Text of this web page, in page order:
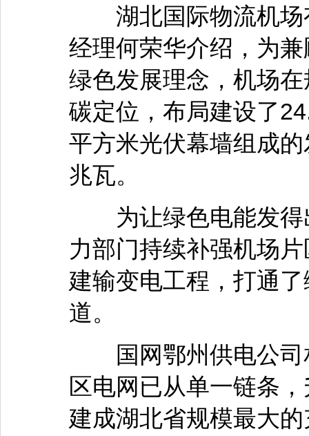
湖北国际物流机场
经理何荣华介绍，为
绿色发展理念，机场
碳定位，布局建设了
平方米光伏幕墙组成
兆瓦。
为让绿色电能发得
力部门持续补强机场
建输变电工程，打通
道。
国网鄂州供电公司
区电网已从单一链条
建成湖北省规模最大